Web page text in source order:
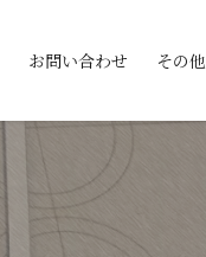
お問い合わせ その他